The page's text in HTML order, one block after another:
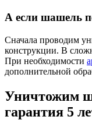
А если шашель
Сначала проводим
конструкции. В
При необходимости
дополнительной
Уничтожим
гарантия 5